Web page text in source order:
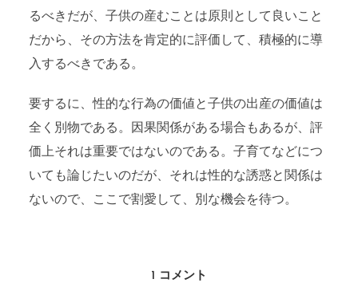
るべきだが、子供の産むことは原則として良いこと
だから、その方法を肯定的に評価して、積極的に導
入するべきである。
要するに、性的な行為の価値と子供の出産の価値は
全く別物である。因果関係がある場合もあるが、評
価上それは重要ではないのである。子育てなどにつ
いても論じたいのだが、それは性的な誘惑と関係は
ないので、ここで割愛して、別な機会を待つ。
1 コメント